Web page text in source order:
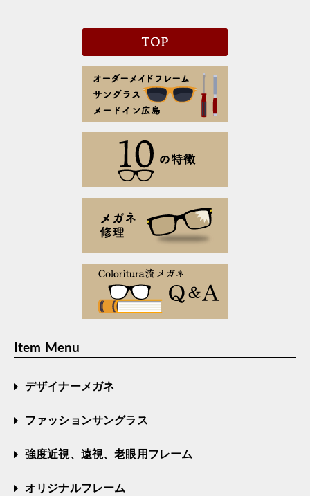
Item Menu
デザイナーメガネ
ファッションサングラス
強度近視、遠視、老眼用フレーム
オリジナルフレーム